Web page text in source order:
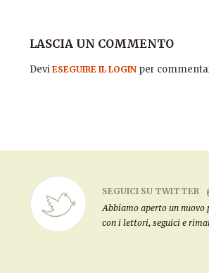
LASCIA UN COMMENTO
Devi ESEGUIRE IL LOGIN per
SEGUICI SU TWITTER
Abbiamo aperto un
con i lettori, seguici e